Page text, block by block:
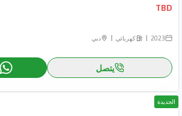
TBD
2023 كهربائي دبي
يتصل
الجديدة